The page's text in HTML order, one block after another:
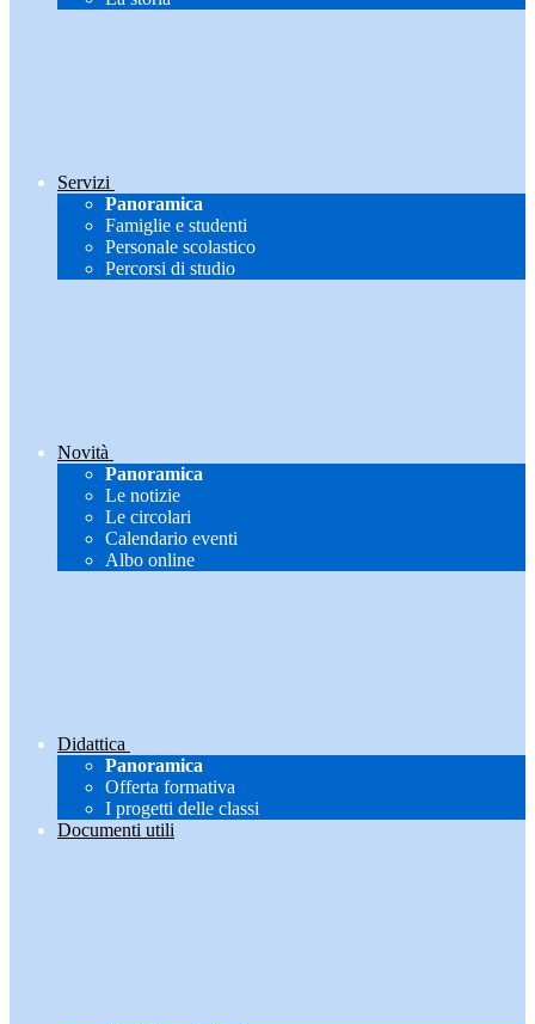
Servizi
Panoramica
Famiglie e studenti
Personale scolastico
Percorsi di studio
Novità
Panoramica
Le notizie
Le circolari
Calendario eventi
Albo online
Didattica
Panoramica
Offerta formativa
I progetti delle classi
Documenti utili